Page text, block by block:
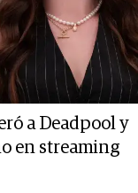
a Deadpool y
en streaming